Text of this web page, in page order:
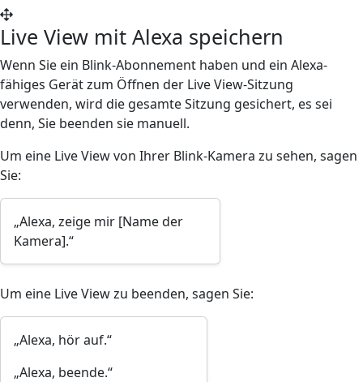
Live View mit Alexa speichern
Wenn Sie ein Blink-Abonnement haben und ein Alexa-
fähiges Gerät zum Öffnen der Live View-Sitzung
verwenden, wird die gesamte Sitzung gesichert, es sei
denn, Sie beenden sie manuell.
Um eine Live View von Ihrer Blink-Kamera zu sehen, sagen
Sie:
„Alexa, zeige mir [Name der
Kamera].“
Um eine Live View zu beenden, sagen Sie:
„Alexa, hör auf.“
„Alexa, beende.“